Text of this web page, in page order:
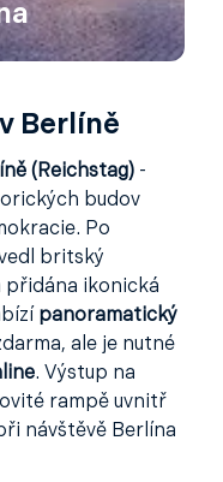
Berlíně
(Reichstag) -
budov
Po
britský
ikonická
panoramatický
ale je nutné
. Výstup na
rampě uvnitř
návštěvě Berlína